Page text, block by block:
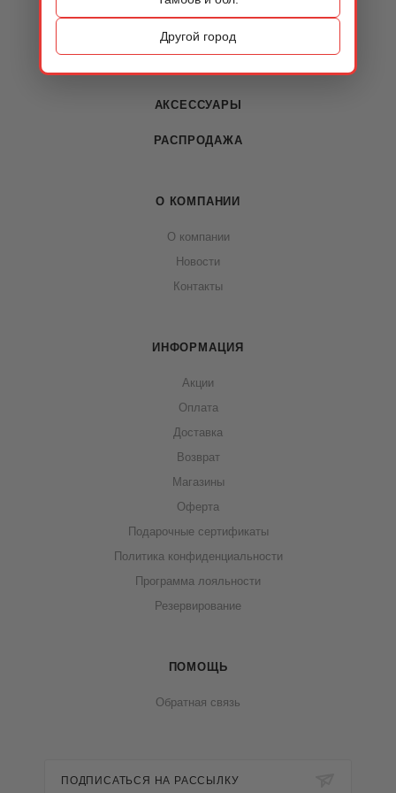
Другой город
ОБУВЬ
СУМКИ
АКСЕССУАРЫ
РАСПРОДАЖА
О КОМПАНИИ
О компании
Новости
Контакты
ИНФОРМАЦИЯ
Акции
Оплата
Доставка
Возврат
Магазины
Оферта
Подарочные сертификаты
Политика конфиденциальности
Программа лояльности
Резервирование
ПОМОЩЬ
Обратная связь
ПОДПИСАТЬСЯ НА РАССЫЛКУ